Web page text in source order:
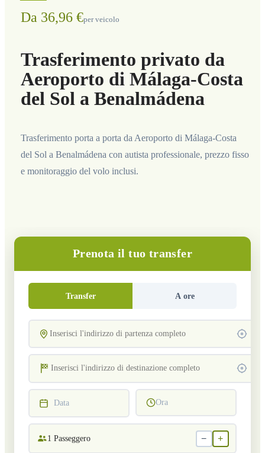
Da 36,96 €per veicolo
Trasferimento privato da
Aeroporto di Málaga-Costa
del Sol a Benalmádena
Trasferimento porta a porta da Aeroporto di Málaga-Costa
del Sol a Benalmádena con autista professionale, prezzo fisso
e monitoraggio del volo inclusi.
Prenota il tuo transfer
Transfer A ore
Data Ora
1 Passeggero − +